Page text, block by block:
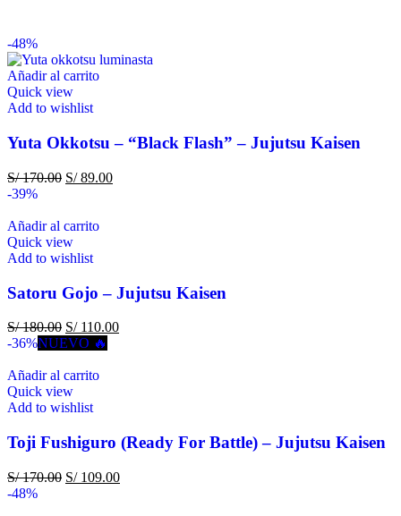
-48%
Añadir al carrito
Quick view
Add to wishlist
Yuta Okkotsu – “Black Flash” – Jujutsu Kaisen
S/170.00 S/89.00
-39%
Añadir al carrito
Quick view
Add to wishlist
Satoru Gojo – Jujutsu Kaisen
S/180.00 S/110.00
-36%NUEVO 🔥
Añadir al carrito
Quick view
Add to wishlist
Toji Fushiguro (Ready For Battle) – Jujutsu Kaisen
S/170.00 S/109.00
-48%